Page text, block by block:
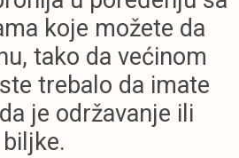
koje možete da
tako da većinom
trebalo da imate
je održavanje ili